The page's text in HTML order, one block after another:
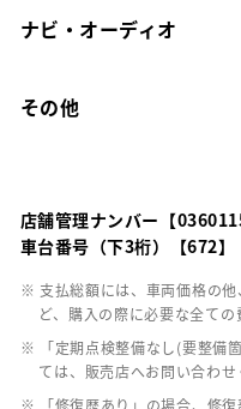
ナビ・オーディオ
その他
店舗管理ナンバー【
車台番号（下3桁）【672】
※ 支払総額には、車両価格の
ど、購入の際に必要な全ての
※ 「定期点検整備なし(要整備
ては、販売店へお問い合わせ